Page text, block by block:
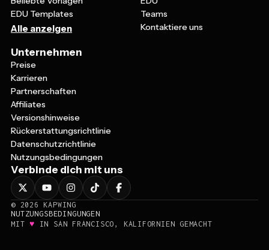
EDU Templates
Alle anzeigen
Teams
Kontaktiere uns
Unternehmen
Preise
Karrieren
Partnerschaften
Affiliates
Versionshinweise
Rückerstattungsrichtlinie
Datenschutzrichtlinie
Nutzungsbedingungen
Verbinde dich mit uns
© 2026
KAPWING
NUTZUNGSBEDINGUNGEN
MIT♥ IN SAN FRANCISCO, KALIFORNIEN GEMACHT